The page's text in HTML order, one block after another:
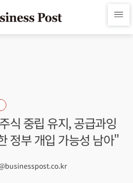
식 중립 유지, 공급과잉
정부 개입 가능성 남아"